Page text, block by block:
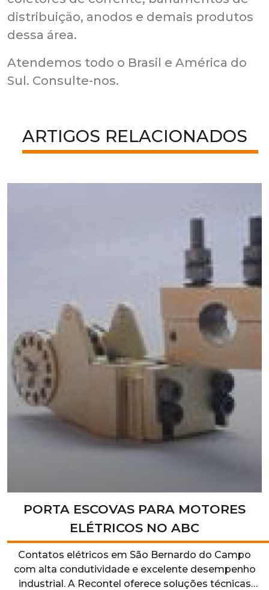
distribuição, anodos e demais produtos
dessa área.
Atendemos todo o Brasil e América do
Sul. Consulte-nos.
ARTIGOS RELACIONADOS
PORTA ESCOVAS PARA MOTORES
ELÉTRICOS NO ABC
Contatos elétricos em São Bernardo do Campo
com alta condutividade e excelente desempenho
industrial. A Recontel oferece soluções técnicas